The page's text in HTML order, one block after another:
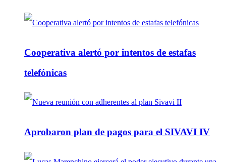
Cooperativa alertó por intentos de estafas
telefónicas
Aprobaron plan de pagos para el SIVAVI IV